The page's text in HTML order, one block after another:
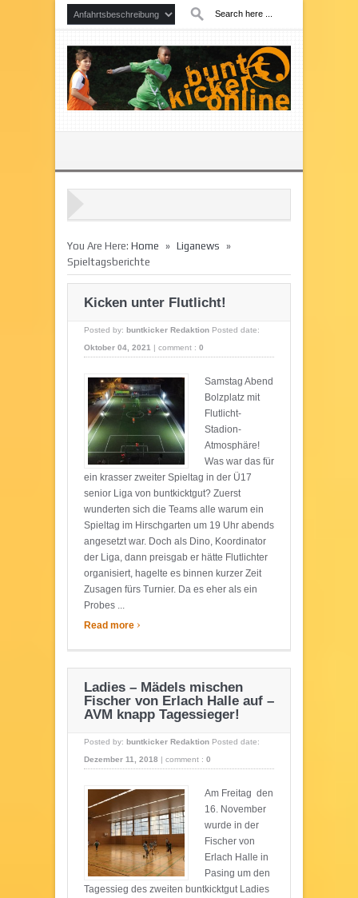
You Are Here: Home » Liganews »
Spieltagsberichte
Kicken unter Flutlicht!
Posted by: buntkicker Redaktion Posted date:
Oktober 04, 2021 | comment : 0
Samstag Abend
Bolzplatz mit
Flutlicht-
Stadion-
Atmosphäre!
Was war das für
ein krasser zweiter Spieltag in der Ü17
senior Liga von buntkicktgut? Zuerst
wunderten sich die Teams alle warum ein
Spieltag im Hirschgarten um 19 Uhr abends
angesetzt war. Doch als Dino, Koordinator
der Liga, dann preisgab er hätte Flutlichter
organisiert, hagelte es binnen kurzer Zeit
Zusagen fürs Turnier. Da es eher als ein
Probes ...
Read more ›
Ladies – Mädels mischen
Fischer von Erlach Halle auf –
AVM knapp Tagessieger!
Posted by: buntkicker Redaktion Posted date:
Dezember 11, 2018 | comment : 0
Am Freitag den
16. November
wurde in der
Fischer von
Erlach Halle in
Pasing um den
Tagessieg des zweiten buntkicktgut Ladies